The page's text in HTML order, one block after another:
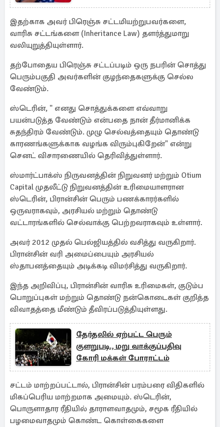
இதற்காக அவர் பிரெஞ்சு சட்டமியற்றுபவர்களை,
வாரிசு சட்டங்களை (Inheritance Law) தளர்த்துமாறு
வலியுறுத்தியுள்ளார்.
தற்போதைய பிரெஞ்சு சட்டப்படிம் ஒரு நபரின் சொத்து
பெரும்பகுதி அவர்களின் குழந்தைகளுக்கு செல்ல
வேண்டும்.
ஸ்டெரின், " எனது சொத்துக்களை எவ்வாறு
பயன்படுத்த வேண்டும் என்பதை நான் தீர்மானிக்க
சுதந்திரம் வேண்டும். முழு செல்வத்தையும் தொண்டு
காரணங்களுக்காக வழங்க விரும்புகிறேன்" என்று
செனட் விசாரணையில் தெரிவித்துள்ளார்.
ஸ்மார்ட்பாக்ஸ் நிருவனத்தின் நிறுவனர் மற்றும் Otium
Capital முதலீட்டு நிறுவனத்தின் உரிமையாளரான
ஸ்டெரின், பிரான்சின் பெரும் பணக்காரர்களில்
ஒருவராகவும், அரசியல் மற்றும் தொண்டு
வட்டாரங்களில் செல்வாக்கு பெற்றவராகவும் உள்ளார்.
அவர் 2012 முதல் பெல்ஜியத்தில் வசித்து வருகிறார்.
பிரான்சின் வரி அமைப்பையும் அரசியல்
ஸ்தாபனத்தையும் அடிக்கடி விமர்சித்து வருகிறார்.
இந்த அறிவிப்பு, பிரான்சின் வாரிசு உரிமைகள், குடும்ப
பொறுப்புகள் மற்றும் தொண்டு நன்கொடைகள் குறித்த
விவாதத்தை மீண்டும் தீவிரப்படுத்தியுள்ளது.
தேர்தலில் ஏற்பட்ட பெரும்
குளறுபடி., மறு வாக்குப்பதிவு
கோரி மக்கள் போராட்டம்
சட்டம் மாற்றப்பட்டால், பிரான்சின் பரம்பரை விதிகளில்
மிகப்பெரிய மாற்றமாக அமையும். ஸ்டெரின்,
பொருளாதார ரீதியில் தாராளவாதமும், சமூக ரீதியில்
பழமைவாதமும் கொண்ட கொள்கைகளை